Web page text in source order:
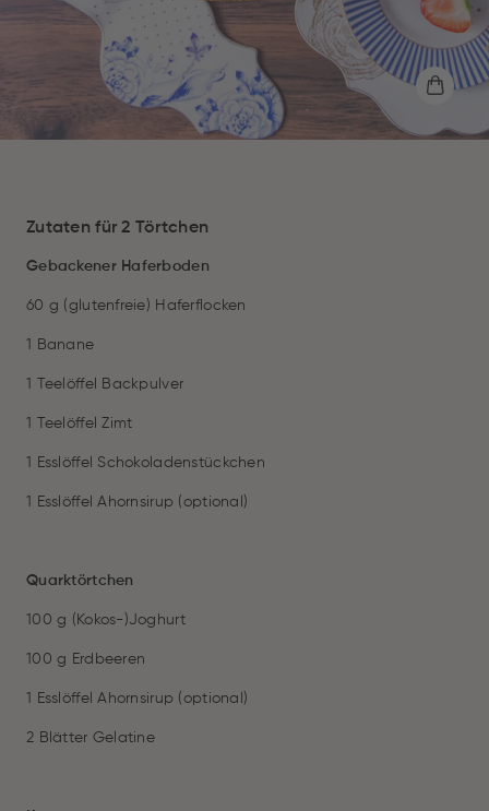
Zutaten für 2 Törtchen
Gebackener Haferboden
60 g (glutenfreie) Haferflocken
1 Banane
1 Teelöffel Backpulver
1 Teelöffel Zimt
1 Esslöffel Schokoladenstückchen
1 Esslöffel Ahornsirup (optional)
Quarktörtchen
100 g (Kokos-)Joghurt
100 g Erdbeeren
1 Esslöffel Ahornsirup (optional)
2 Blätter Gelatine